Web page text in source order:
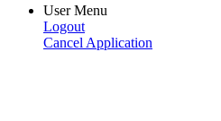
User Menu
Logout
Cancel Application